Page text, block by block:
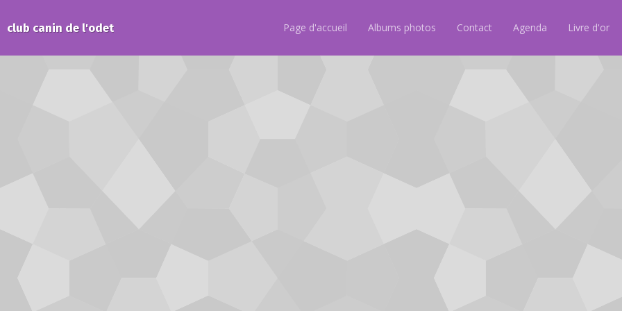
club canin de l'odet Page d'accueil Albums photos Contact Agenda Livre d'or